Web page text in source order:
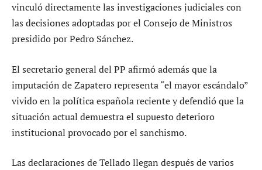
vinculó directamente las investigaciones judiciales con
las decisiones adoptadas por el Consejo de Ministros
presidido por Pedro Sánchez.
El secretario general del PP afirmó además que la
imputación de Zapatero representa “el mayor escándalo”
vivido en la política española reciente y defendió que la
situación actual demuestra el supuesto deterioro
institucional provocado por el sanchismo.
Las declaraciones de Tellado llegan después de varios